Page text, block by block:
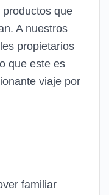
que
A nuestros
propietarios
que este es
viaje por
familiar